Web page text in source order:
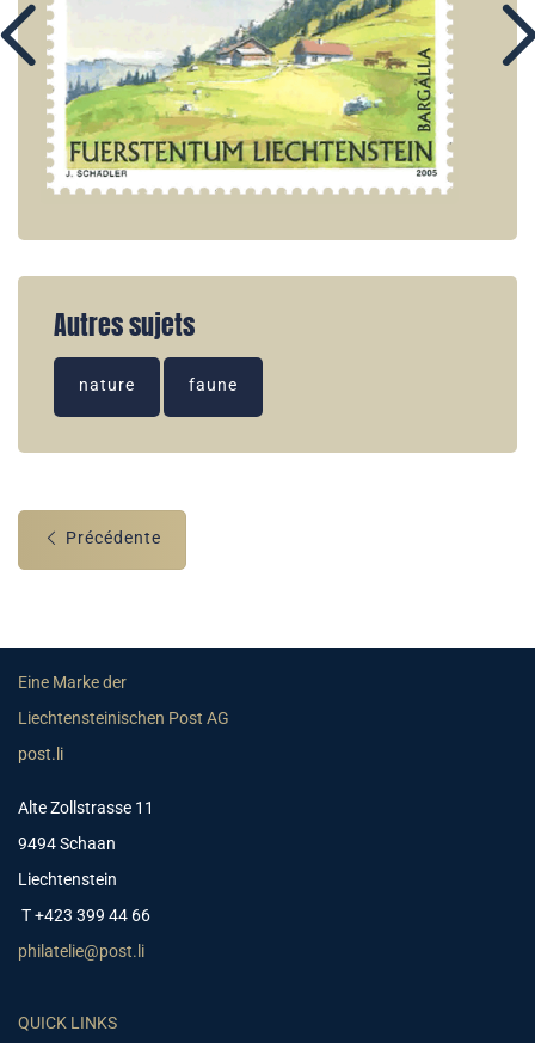
Autres sujets
nature faune
Précédente
Eine Marke der
Liechtensteinischen Post AG
post.li
Alte Zollstrasse 11
9494 Schaan
Liechtenstein
T +423 399 44 66
philatelie@post.li
QUICK LINKS